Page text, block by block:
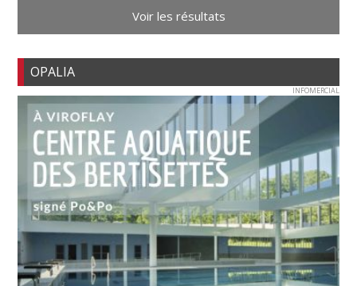
Voir les résultats
OPALIA
INFOMERCIAL